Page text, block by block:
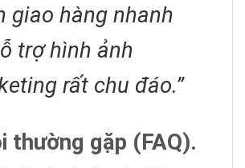
giao hàng nhanh
trợ hình ảnh
rất chu đáo.”
thường gặp (FAQ).